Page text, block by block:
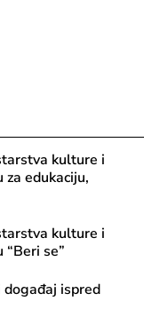
kulture i
edukaciju,
kulture i
se”
ispred